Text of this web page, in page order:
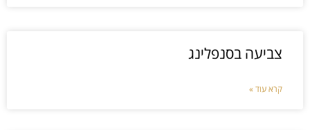
צביעה בסנפלינג
קרא עוד »